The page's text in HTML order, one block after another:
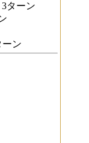
ターン
ーン